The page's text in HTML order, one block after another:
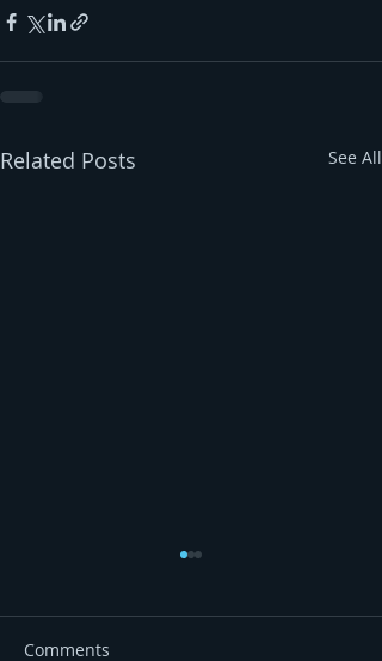
Related Posts See All
Comments